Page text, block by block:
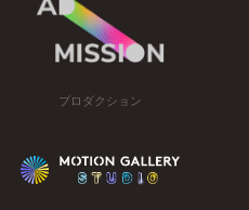
プロダクション